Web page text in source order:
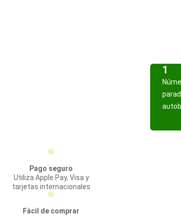
1
Pago seguro
Utiliza Apple Pay, Visa y
tarjetas internacionales
Fácil de comprar